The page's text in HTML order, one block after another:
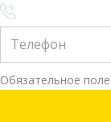
Обязательное поле